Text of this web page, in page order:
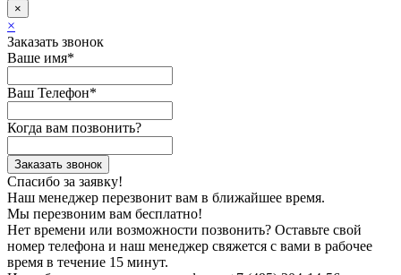
×
×
Заказать звонок
Ваше имя*
Ваш Телефон*
Когда вам позвонить?
Заказать звонок
Спасибо за заявку!
Наш менеджер перезвонит вам в ближайшее время.
Мы перезвоним вам бесплатно!
Нет времени или возможности позвонить? Оставьте свой
номер телефона и наш менеджер свяжется с вами в рабочее
время в течение 15 минут.